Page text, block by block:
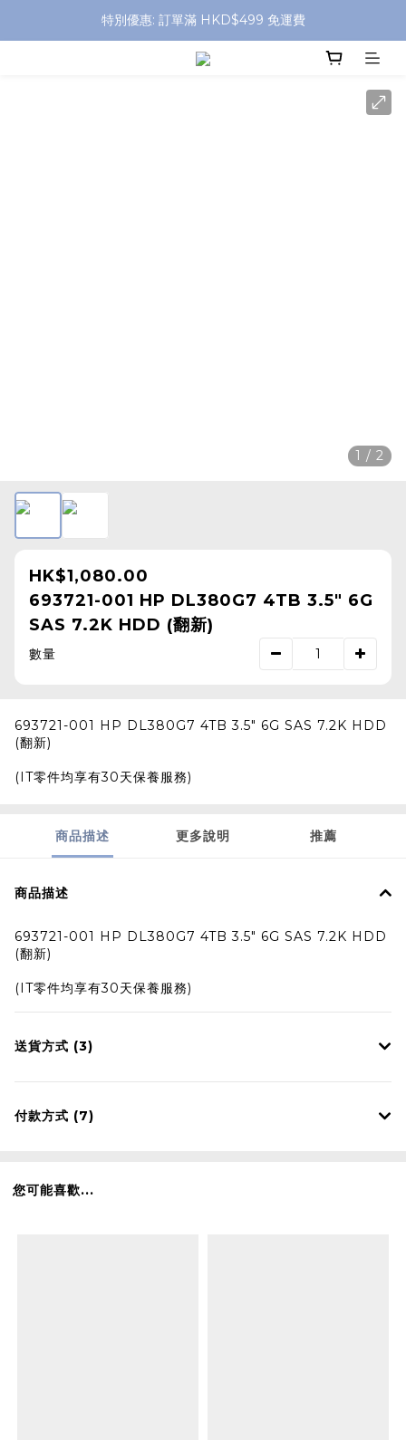
特別優惠: 訂單滿 HKD$499 免運費
特別優惠: 訂單滿 HKD$499 免運費
門店自取 任何消費免運費
1 / 2
HK$1,080.00
693721-001 HP DL380G7 4TB 3.5" 6G
SAS 7.2K HDD (翻新)
數量
693721-001 HP DL380G7 4TB 3.5" 6G SAS 7.2K HDD
(翻新)
(IT零件均享有30天保養服務)
商品描述 更多說明 推薦
商品描述
693721-001 HP DL380G7 4TB 3.5" 6G SAS 7.2K HDD
(翻新)
(IT零件均享有30天保養服務)
送貨方式 (3)
付款方式 (7)
您可能喜歡...